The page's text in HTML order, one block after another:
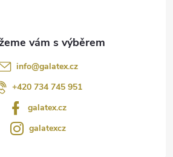
info@galatex.cz
+420 734 745 951
galatex.cz
galatexcz